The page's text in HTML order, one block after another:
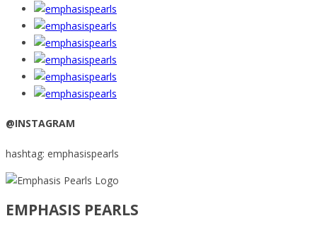
@INSTAGRAM
hashtag: emphasispearls
EMPHASIS PEARLS